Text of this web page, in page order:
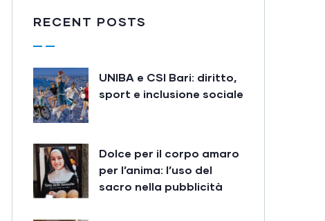
RECENT POSTS
UNIBA e CSI Bari: diritto,
sport e inclusione sociale
Dolce per il corpo amaro
per l’anima: l’uso del
sacro nella pubblicità